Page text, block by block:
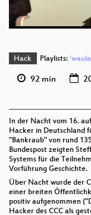
Hack Playlists:
92 min
In der Nacht vom 16.
Hacker in Deutschland
"Bankraub" von rund
Bundespost zeigten
Systems für die
Vorführung Geschichte.
Über Nacht wurde der
einer breiten
positiv aufgenommen
Hacker des CCC als